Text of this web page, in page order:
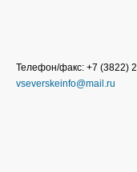
Телефон/факс: +7 (3822)
vseverskeinfo@mail.ru